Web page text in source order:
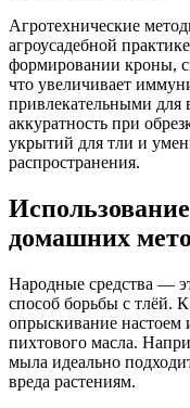
Агротехнические
агроусадебной
формировании кроны,
что увеличивает
привлекательными
аккуратность при
укрытий для тли и
распространения.
домашних
Народные средства —
способ борьбы с тлёй.
опрыскивание настоем
пихтового масла.
мыла идеально
вреда растениям.